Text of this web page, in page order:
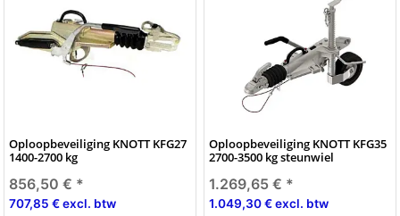
Oploopbeveiliging KNOTT KFG27
1400-2700 kg
856,50 € *
707,85 € excl. btw
Oploopbeveiliging KNOTT KFG35
2700-3500 kg steunwiel
1.269,65 € *
1.049,30 € excl. btw